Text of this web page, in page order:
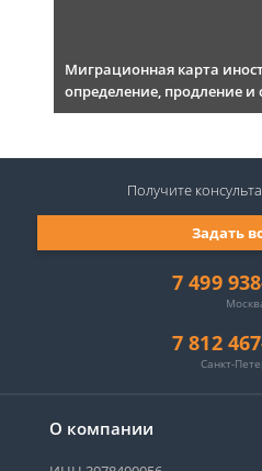
Миграционная карта
определение, продление и
О компании
7 499
7 812
Санкт-
Задать
Получите